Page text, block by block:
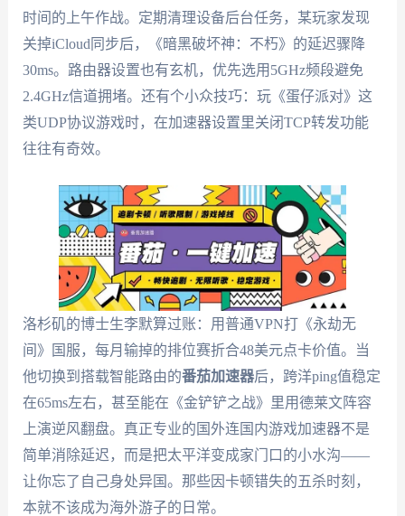
时间的上午作战。定期清理设备后台任务，某玩家发现
关掉iCloud同步后，《暗黑破坏神：不朽》的延迟骤降
30ms。路由器设置也有玄机，优先选用5GHz频段避免
2.4GHz信道拥堵。还有个小众技巧：玩《蛋仔派对》这
类UDP协议游戏时，在加速器设置里关闭TCP转发功能
往往有奇效。
洛杉矶的博士生李默算过账：用普通VPN打《永劫无
间》国服，每月输掉的排位赛折合48美元点卡价值。当
他切换到搭载智能路由的番茄加速器后，跨洋ping值稳定
在65ms左右，甚至能在《金铲铲之战》里用德莱文阵容
上演逆风翻盘。真正专业的国外连国内游戏加速器不是
简单消除延迟，而是把太平洋变成家门口的小水沟——
让你忘了自己身处异国。那些因卡顿错失的五杀时刻，
本就不该成为海外游子的日常。